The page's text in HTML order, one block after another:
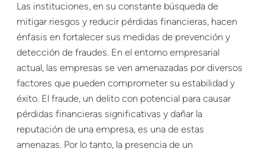
Las instituciones, en su constante búsqueda de
mitigar riesgos y reducir pérdidas financieras, hacen
énfasis en fortalecer sus medidas de prevención y
detección de fraudes. En el entorno empresarial
actual, las empresas se ven amenazadas por diversos
factores que pueden comprometer su estabilidad y
éxito. El fraude, un delito con potencial para causar
pérdidas financieras significativas y dañar la
reputación de una empresa, es una de estas
amenazas. Por lo tanto, la presencia de un